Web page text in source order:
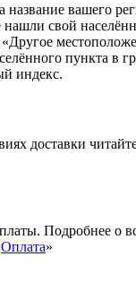
название вашего
свой
«Другое
пункта в
индекс.
доставки
Подробнее о
Оплата»